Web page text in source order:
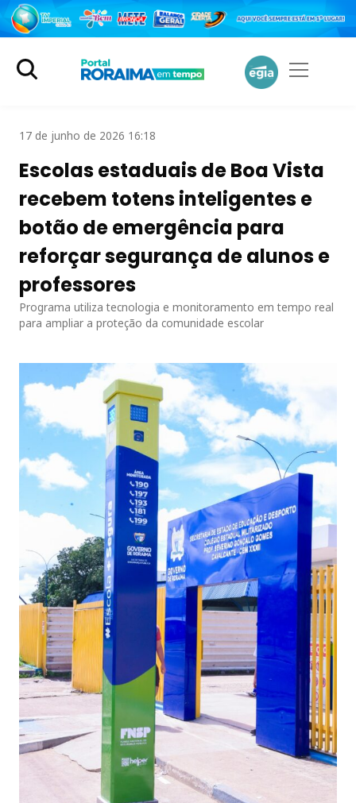
17 de junho de 2026 16:18
Escolas estaduais de Boa Vista
recebem totens inteligentes e
botão de emergência para
reforçar segurança de alunos e
professores
Programa utiliza tecnologia e monitoramento em tempo real
para ampliar a proteção da comunidade escolar